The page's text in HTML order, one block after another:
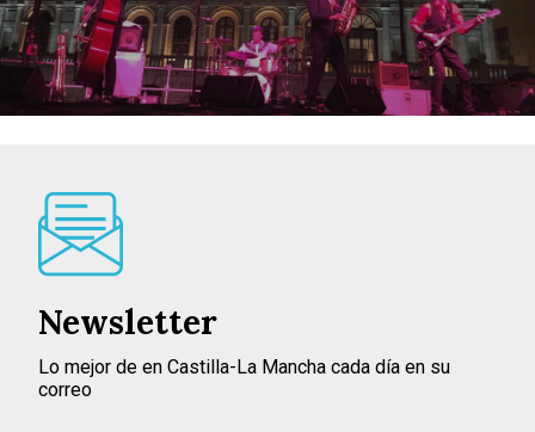
Newsletter
Lo mejor de en Castilla-La Mancha cada día en su
correo